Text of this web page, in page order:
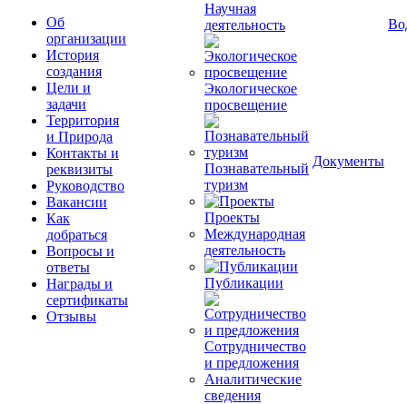
Об
организации
История
создания
Цели и
задачи
Территория
и Природа
Контакты и
реквизиты
Руководство
Вакансии
Как
добраться
Вопросы и
ответы
Награды и
сертификаты
Отзывы
Научная
деятельность
Экологическое
просвещение
Познавательный
туризм
Проекты
Международная
деятельность
Публикации
Сотрудничество
и предложения
Аналитические
сведения
Документы